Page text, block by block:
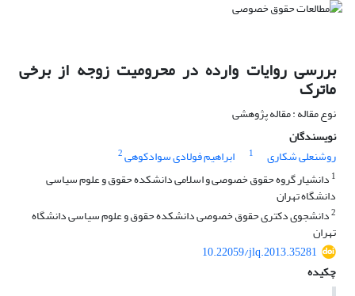
بررسی روایات وارده در محرومیت زوجه از برخی
ماترک
نوع مقاله : مقاله پژوهشی
نویسندگان
روشنعلی شکاری
1 ابراهیم فولادی سوادکوهی2
1 دانشیار گروه حقوق خصوصی و اسلامی دانشکده حقوق و علوم سیاسی
دانشگاه تهران
2دانشجوی دکتری حقوق خصوصی دانشکده حقوق و علوم سیاسی دانشگاه
تهران
10.22059/jlq.2013.35281
چکیده